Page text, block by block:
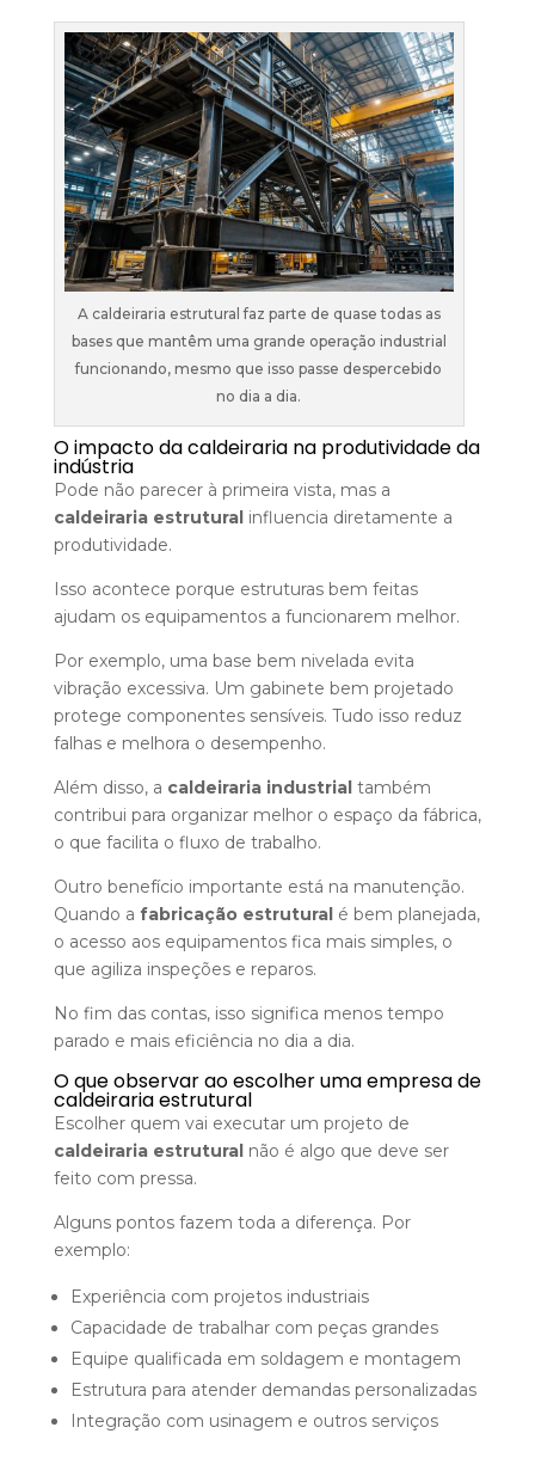
A caldeiraria estrutural faz parte de quase todas as
bases que mantêm uma grande operação industrial
funcionando, mesmo que isso passe despercebido
no dia a dia.
O impacto da caldeiraria na produtividade da
indústria
Pode não parecer à primeira vista, mas a
caldeiraria estruturalinfluencia diretamente a
produtividade.
Isso acontece porque estruturas bem feitas
ajudam os equipamentos a funcionarem melhor.
Por exemplo, uma base bem nivelada evita
vibração excessiva. Um gabinete bem projetado
protege componentes sensíveis. Tudo isso reduz
falhas e melhora o desempenho.
Além disso, a caldeiraria industrialtambém
contribui para organizar melhor o espaço da fábrica,
o que facilita o fluxo de trabalho.
Outro benefício importante está na manutenção.
Quando a fabricação estruturalé bem planejada,
o acesso aos equipamentos fica mais simples, o
que agiliza inspeções e reparos.
No fim das contas, isso significa menos tempo
parado e mais eficiência no dia a dia.
O que observar ao escolher uma empresa de
caldeiraria estrutural
Escolher quem vai executar um projeto de
caldeiraria estruturalnão é algo que deve ser
feito com pressa.
Alguns pontos fazem toda a diferença. Por
exemplo:
Experiência com projetos industriais
Capacidade de trabalhar com peças grandes
Equipe qualificada em soldagem e montagem
Estrutura para atender demandas personalizadas
Integração com usinagem e outros serviços